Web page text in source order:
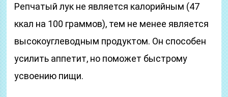
Репчатый лук не является калорийным (47
ккал на 100 граммов), тем не менее является
высокоуглеводным продуктом. Он способен
усилить аппетит, но поможет быстрому
усвоению пищи.